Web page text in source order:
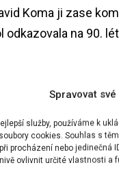
Spravovat
služby, používáme k
cookies. Souhlas s
procházení nebo jedinečná
ovlivnit určité vlastnosti a
Koma ji zase
na 90.
JEJICH NOŠENÍ